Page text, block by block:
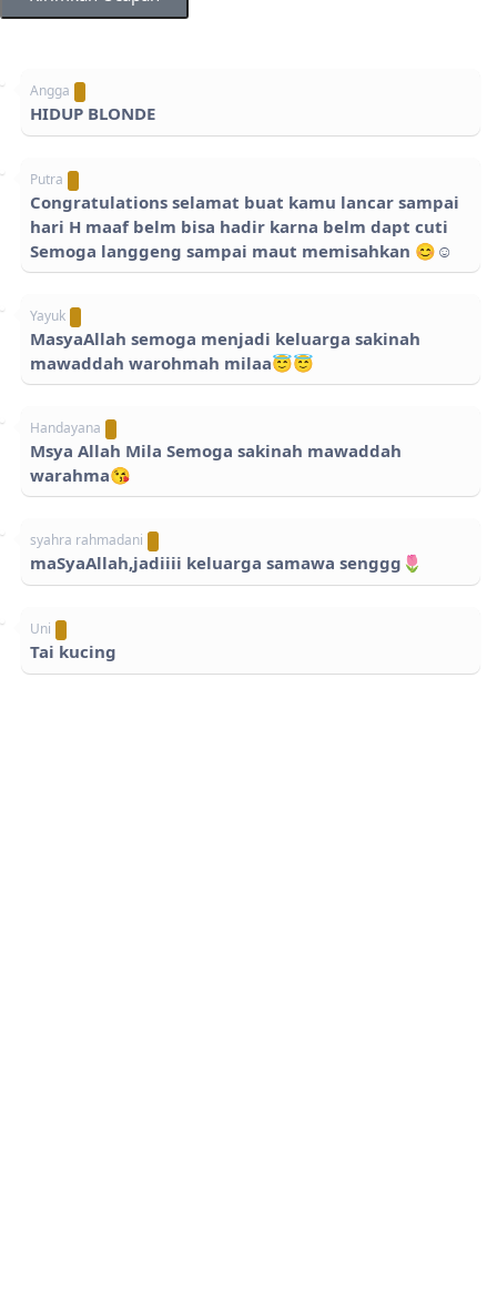
Angga
HIDUP BLONDE
Putra
Congratulations selamat buat kamu lancar sampai
hari H maaf belm bisa hadir karna belm dapt cuti
Semoga langgeng sampai maut memisahkan 😊☺
Yayuk
MasyaAllah semoga menjadi keluarga sakinah
mawaddah warohmah milaa😇😇
Handayana
Msya Allah Mila Semoga sakinah mawaddah
warahma😘
syahra rahmadani
maSyaAllah,jadiiii keluarga samawa senggg🌷
Uni
Tai kucing